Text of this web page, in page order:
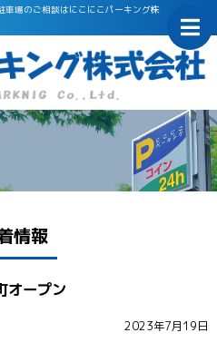
車場のご相談はにこにこパーキング株
Home
Opening flow
情報
オープン
2023年7月19日